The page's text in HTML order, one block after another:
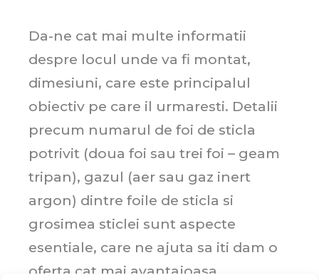
Da-ne cat mai multe informatii
despre locul unde va fi montat,
dimesiuni, care este principalul
obiectiv pe care il urmaresti. Detalii
precum numarul de foi de sticla
potrivit (doua foi sau trei foi – geam
tripan), gazul (aer sau gaz inert
argon) dintre foile de sticla si
grosimea sticlei sunt aspecte
esentiale, care ne ajuta sa iti dam o
oferta cat mai avantajoasa.